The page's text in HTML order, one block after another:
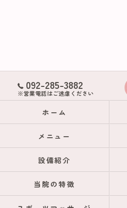
092-285-3882
※営業電話はご遠慮ください
ホーム
メニュー
設備紹介
当院の特徴